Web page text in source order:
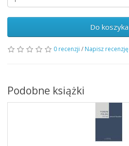
Do koszyka
0 recenzji / Napisz recenzję
Podobne książki